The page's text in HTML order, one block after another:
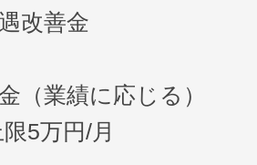
改善金
（業績に応じる）
5万円/月